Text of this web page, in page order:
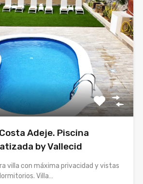
Adeje. Piscina
by Vallecid
villa con máxima privacidad y vistas
Villa…